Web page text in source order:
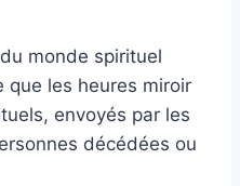
monde spirituel
que les heures miroir
envoyés par les
décédées ou